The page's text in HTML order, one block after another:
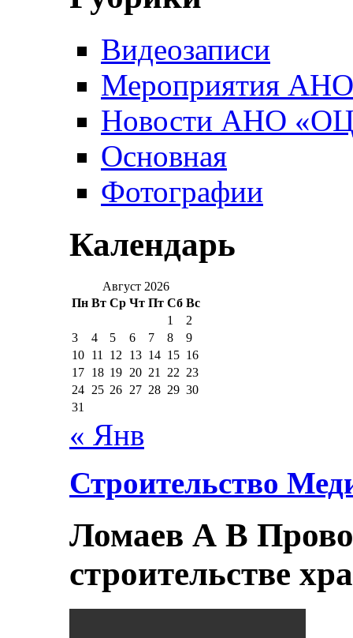
Видеозаписи
Мероприятия
Новости АНО
Основная
Фотографии
Календарь
Август 2026
Пн Вт Ср Чт Пт Сб Вс
1
2
3
4 5 6 7 8
9
10 11 12 13 14 15 16
17 18 19 20 21 22 23
24 25 26 27 28 29 30
31
« Янв
Строительство
Ломаев А В
строительстве